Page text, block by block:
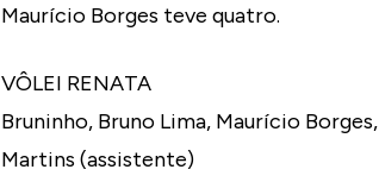
Maurício Borges teve quatro.
VÔLEI RENATA
Bruninho, Bruno Lima, Maurício
Martins (assistente)